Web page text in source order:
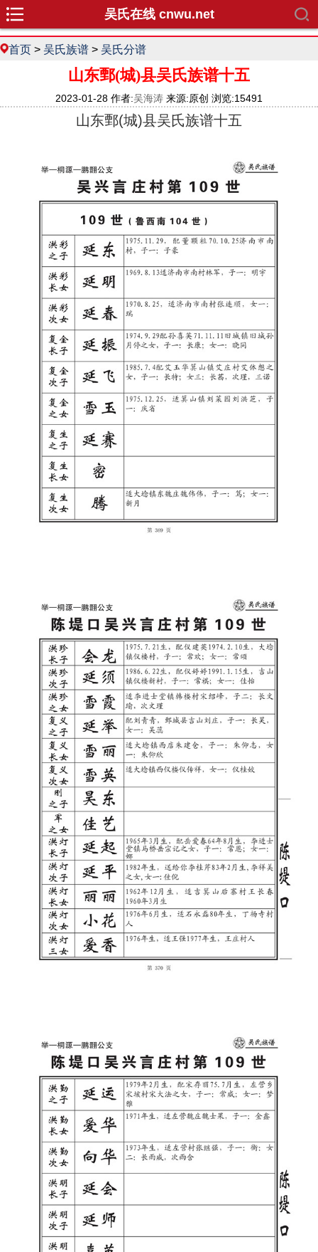
吴氏在线 cnwu.net
首页 > 吴氏族谱 > 吴氏分谱
山东鄄(城)县吴氏族谱十五
2023-01-28 作者:吴海涛 来源:原创 浏览:15491
山东鄄(城)县吴氏族谱十五